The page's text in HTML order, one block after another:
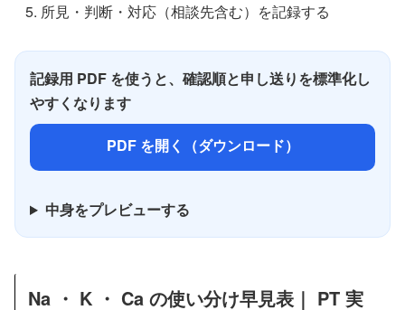
所見・判断・対応（相談先含む）を記録する
記録用 PDF を使うと、確認順と申し送りを標準化し
やすくなります
PDF を開く（ダウンロード）
中身をプレビューする
Na ・ K ・ Ca の使い分け早見表｜ PT 実